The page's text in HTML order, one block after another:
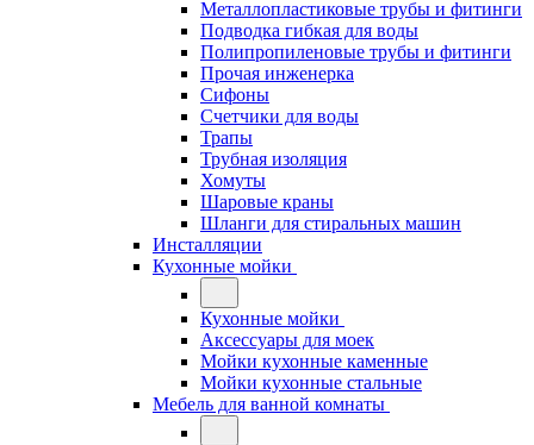
Металлопластиковые трубы и фитинги
Подводка гибкая для воды
Полипропиленовые трубы и фитинги
Прочая инженерка
Сифоны
Счетчики для воды
Трапы
Трубная изоляция
Хомуты
Шаровые краны
Шланги для стиральных машин
Инсталляции
Кухонные мойки
Кухонные мойки
Аксессуары для моек
Мойки кухонные каменные
Мойки кухонные стальные
Мебель для ванной комнаты